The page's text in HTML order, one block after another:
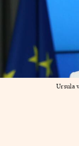
Ursula